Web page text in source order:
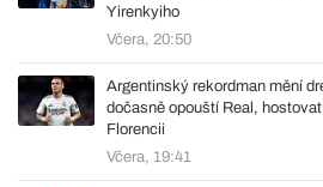
Yirenkyiho
Včera, 20:50
Argentinský rekordman mění
dočasně opouští Real,
Florencii
Včera, 19:41